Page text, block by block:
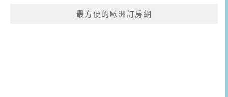
最方便的歐洲訂房網